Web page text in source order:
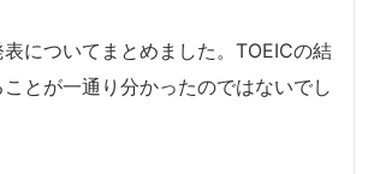
についてまとめました。TOEICの結
とが一通り分かったのではないでし